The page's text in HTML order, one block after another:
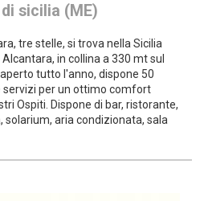
sicilia (ME)
tre stelle, si trova nella Sicilia
in collina a 330 mt sul
tutto l'anno, dispone 50
servizi per un ottimo comfort
Ospiti. Dispone di bar, ristorante,
solarium, aria condizionata, sala